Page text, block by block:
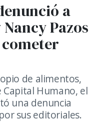
a
Pazos
de alimentos,
Humano, el
una denuncia
sus editoriales.